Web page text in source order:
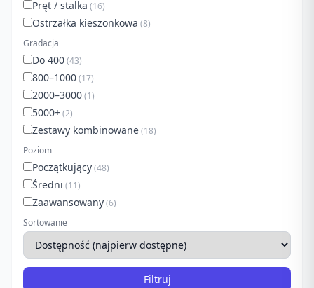
Pręt / stalka (16)
Ostrzałka kieszonkowa (8)
Gradacja
Do 400(43)
800–1000(17)
2000–3000(1)
5000+(2)
Zestawy kombinowane(18)
Poziom
Początkujący(48)
Średni (11)
Zaawansowany(6)
Sortowanie
Filtruj